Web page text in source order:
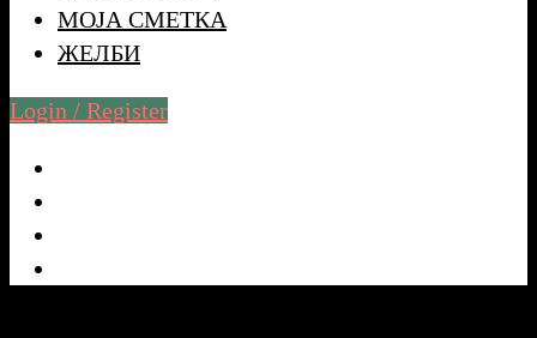
МОЈА СМЕТКА
ЖЕЛБИ
Login / Register